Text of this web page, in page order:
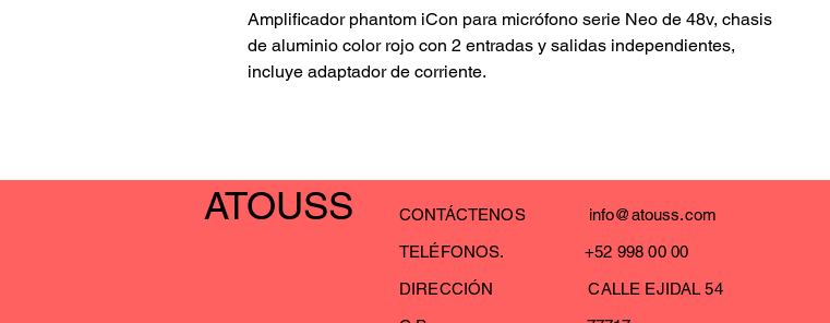
Amplificador phantom iCon para micrófono serie Neo de 48v, chasis
de aluminio color rojo con 2 entradas y salidas independientes,
incluye adaptador de corriente.
ATOUSS CONTÁCTENOS info@atouss.com
TELÉFONOS. +52 998 00 00
DIRECCIÓN CALLE EJIDAL 54